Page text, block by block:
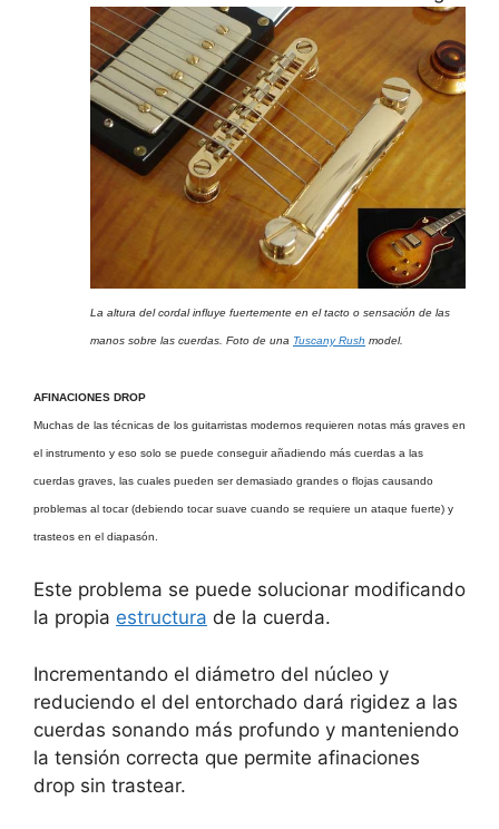
La altura del cordal influye fuertemente en el tacto o sensación de las
manos sobre las cuerdas. Foto de una Tuscany Rush model.
AFINACIONES DROP
Muchas de las técnicas de los guitarristas modernos requieren notas más graves en
el instrumento y eso solo se puede conseguir añadiendo más cuerdas a las
cuerdas graves, las cuales pueden ser demasiado grandes o flojas causando
problemas al tocar (debiendo tocar suave cuando se requiere un ataque fuerte) y
trasteos en el diapasón.
Este problema se puede solucionar modificando
la propia estructura de la cuerda.
Incrementando el diámetro del núcleo y
reduciendo el del entorchado dará rigidez a las
cuerdas sonando más profundo y manteniendo
la tensión correcta que permite afinaciones
drop sin trastear.